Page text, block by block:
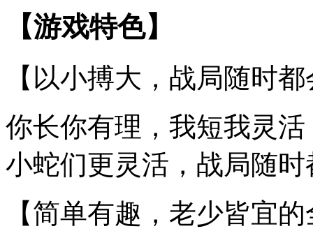
【游戏特色】
【以小搏大，战局随时
你长你有理，我短我灵
小蛇们更灵活，战局随
【简单有趣，老少皆宜